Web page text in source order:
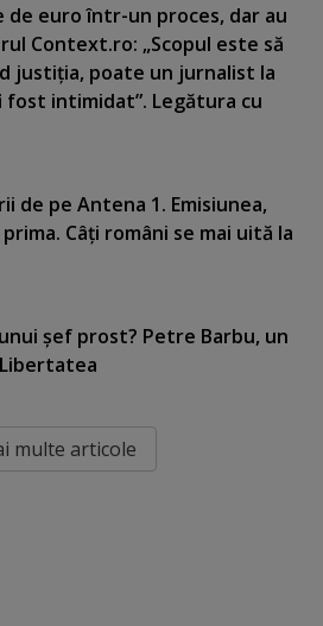
de euro într-un proces, dar au
Context.ro: „Scopul este să
justiţia, poate un jurnalist la
intimidat”. Legătura cu
de pe Antena 1. Emisiunea,
Câţi români se mai uită la
şef prost? Petre Barbu, un
multe articole